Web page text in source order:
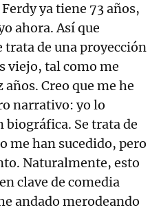
ya tiene 73 años,
ahora. Así que
trata de una proyección
viejo, tal como me
Creo que me he
narrativo: yo lo
Se trata de
me han sucedido, pero
Naturalmente, esto
clave de comedia
andado merodeando